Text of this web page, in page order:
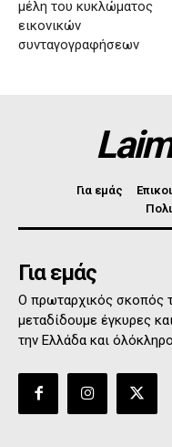
μέλη του κυκλώματος
εικονικών
συνταγογραφήσεων
Για εμάς
Για εμάς
Ο πρωταρχικός σκοπός
μεταδίδουμε έγκυρες
την Ελλάδα και